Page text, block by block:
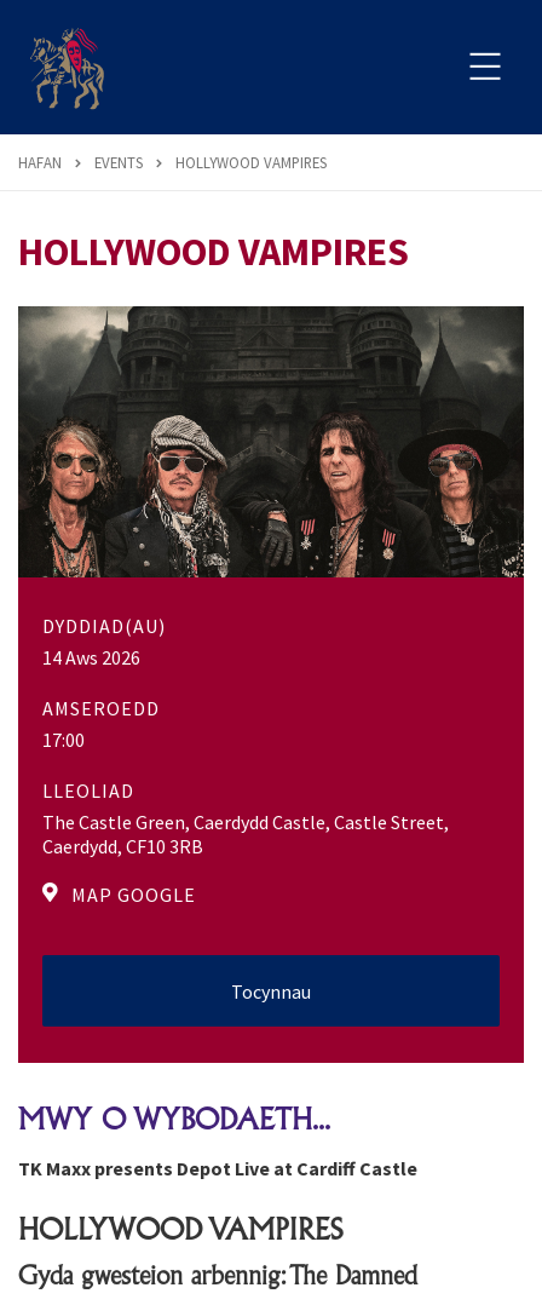
HAFAN EVENTS HOLLYWOOD VAMPIRES
HOLLYWOOD VAMPIRES
DYDDIAD(AU)
14 Aws 2026
AMSEROEDD
17:00
LLEOLIAD
The Castle Green, Caerdydd Castle, Castle Street,
Caerdydd, CF10 3RB
MAP GOOGLE
Tocynnau
MWY O WYBODAETH...
TK Maxx presents Depot Live at Cardiff Castle
HOLLYWOOD VAMPIRES
Gyda gwesteion arbennig: The Damned